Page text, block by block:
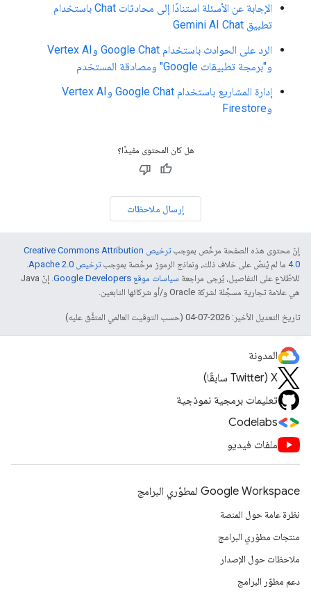
الإجابة عن الأسئلة استنادًا إلى محادثات Chat باستخدام
تطبيق Gemini AI Chat
الرد على الحوادث باستخدام Google Chat وVertex AI
و"برمجة تطبيقات Google" ومصادقة المستخدم
إدارة المشاريع باستخدام Google Chat وVertex AI
وFirestore
هل كان المحتوى مفيدًا؟
إرسال ملاحظات
إنّ محتوى هذه الصفحة مرخّص بموجب
ترخيص Creative Commons Attribution
4.0‏ ما لم يُنصّ على خلاف ذلك، ونماذج الرموز مرخّصة بموجبترخيص Apache 2.0‏
للاطّلاع على التفاصيل، يُرجى مراجعة سياسات موقع Google Developers‏
. إنّ Java
هي علامة تجارية مسجَّلة لشركة Oracle و/أو شركائها التابعين.
تاريخ التعديل الأخير: 2026-07-04 (حسب التوقيت العالمي المتفَّق عليه)
المدونة
‫X ‏(Twitter سابقًا)
تعليمات برمجية نموذجية
Codelabs
ملفات فيديو
Google Workspace لمطوّري البرامج
نظرة عامة حول المنصة
منتجات مطوّري البرامج
ملاحظات حول الإصدار
دعم مطوّر البرامج